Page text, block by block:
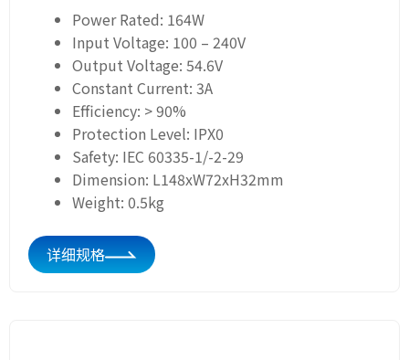
Power Rated: 164W
Input Voltage: 100 – 240V
Output Voltage: 54.6V
Constant Current: 3A
Efficiency: > 90%
Protection Level: IPX0
Safety: IEC 60335-1/-2-29
Dimension: L148xW72xH32mm
Weight: 0.5kg
详细规格